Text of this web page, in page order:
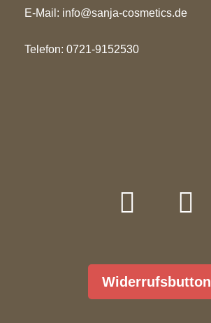
E-Mail: info@sanja-cosmetics.de
Telefon: 0721-9152530
Widerrufsbutton